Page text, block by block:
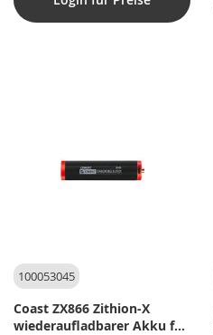
100053045
Coast ZX866 Zithion-X
wiederaufladbarer Akku für